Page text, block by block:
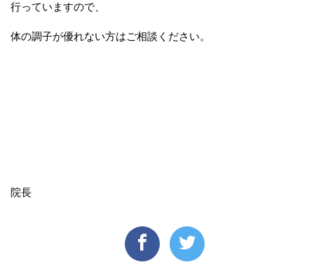
行っていますので、
体の調子が優れない方はご相談ください。
院長